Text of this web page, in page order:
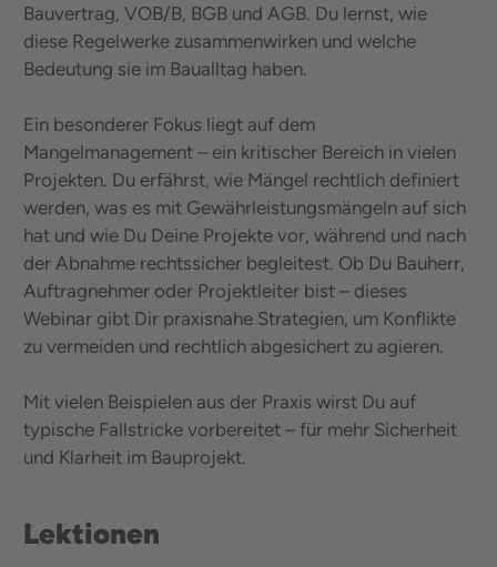
Bauvertrag, VOB/B, BGB und AGB. Du lernst, wie
diese Regelwerke zusammenwirken und welche
Bedeutung sie im Baualltag haben.
Ein besonderer Fokus liegt auf dem
Mangelmanagement – ein kritischer Bereich in vielen
Projekten. Du erfährst, wie Mängel rechtlich definiert
werden, was es mit Gewährleistungsmängeln auf sich
hat und wie Du Deine Projekte vor, während und nach
der Abnahme rechtssicher begleitest. Ob Du Bauherr,
Auftragnehmer oder Projektleiter bist – dieses
Webinar gibt Dir praxisnahe Strategien, um Konflikte
zu vermeiden und rechtlich abgesichert zu agieren.
Mit vielen Beispielen aus der Praxis wirst Du auf
typische Fallstricke vorbereitet – für mehr Sicherheit
und Klarheit im Bauprojekt.
Lektionen